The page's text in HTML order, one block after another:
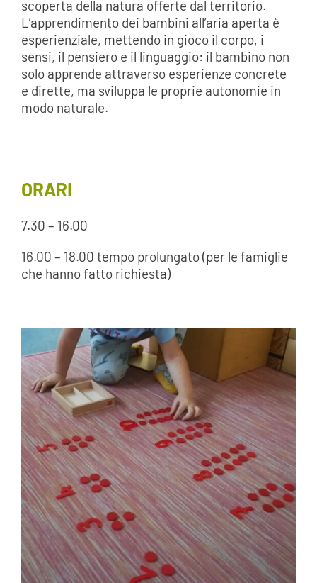
scoperta della natura offerte dal territorio.
L’apprendimento dei bambini all’aria aperta è
esperienziale, mettendo in gioco il corpo, i
sensi, il pensiero e il linguaggio: il bambino non
solo apprende attraverso esperienze concrete
e dirette, ma sviluppa le proprie autonomie in
modo naturale.
ORARI
7.30 – 16.00
16.00 – 18.00 tempo prolungato (per le famiglie
che hanno fatto richiesta)